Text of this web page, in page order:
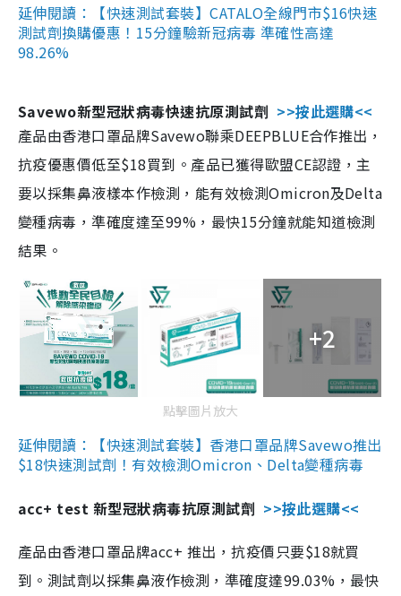
延伸閱讀：【快速測試套裝】CATALO全線門市$16快速
測試劑換購優惠！15分鐘驗新冠病毒 準確性高達
98.26%
Savewo新型冠狀病毒快速抗原測試劑 >>按此選購<<
產品由香港口罩品牌Savewo聯乘DEEPBLUE合作推出，
抗疫優惠價低至$18買到。產品已獲得歐盟CE認證，主
要以採集鼻液樣本作檢測，能有效檢測Omicron及Delta
變種病毒，準確度達至99%，最快15分鐘就能知道檢測
結果。
+2
點擊圖片放大
延伸閱讀：【快速測試套裝】香港口罩品牌Savewo推出
$18快速測試劑！有效檢測Omicron、Delta變種病毒
acc+ test 新型冠狀病毒抗原測試劑 >>按此選購<<
產品由香港口罩品牌acc+ 推出，抗疫價只要$18就買
到。測試劑以採集鼻液作檢測，準確度達99.03%，最快